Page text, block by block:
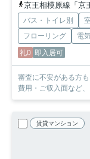
京王相模原線「京王よみ
バス・トイレ別
フローリング
電
礼0 即入居可
審査に不安がある方も、ま
費用・ご収入面など
賃貸マンション